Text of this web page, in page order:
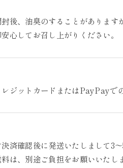
後、油臭のすることがあります
心してお召し上がりください。
ジットカードまたはPayPayで
済確認後に発送いたしまして3
は、別途ご負担をお願いいたし